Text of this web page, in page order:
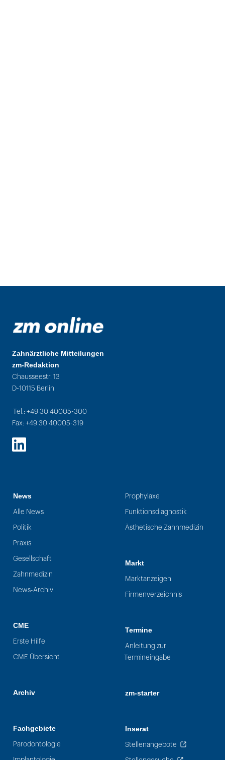
Zahnärztliche Mitteilungen
zm-Redaktion
Chausseestr. 13
D-10115 Berlin
Tel.: +49 30 40005-300
Fax: +49 30 40005-319
LinkedIn
News
Alle News
Politik
Praxis
Gesellschaft
Zahnmedizin
News-Archiv
CME
Erste Hilfe
CME Übersicht
Archiv
Fachgebiete
Parodontologie
Prophylaxe
Funktionsdiagnostik
Ästhetische Zahnmedizin
Markt
Marktanzeigen
Firmenverzeichnis
Termine
Anleitung zur
Termineingabe
zm-starter
Inserat
Stellenangebote